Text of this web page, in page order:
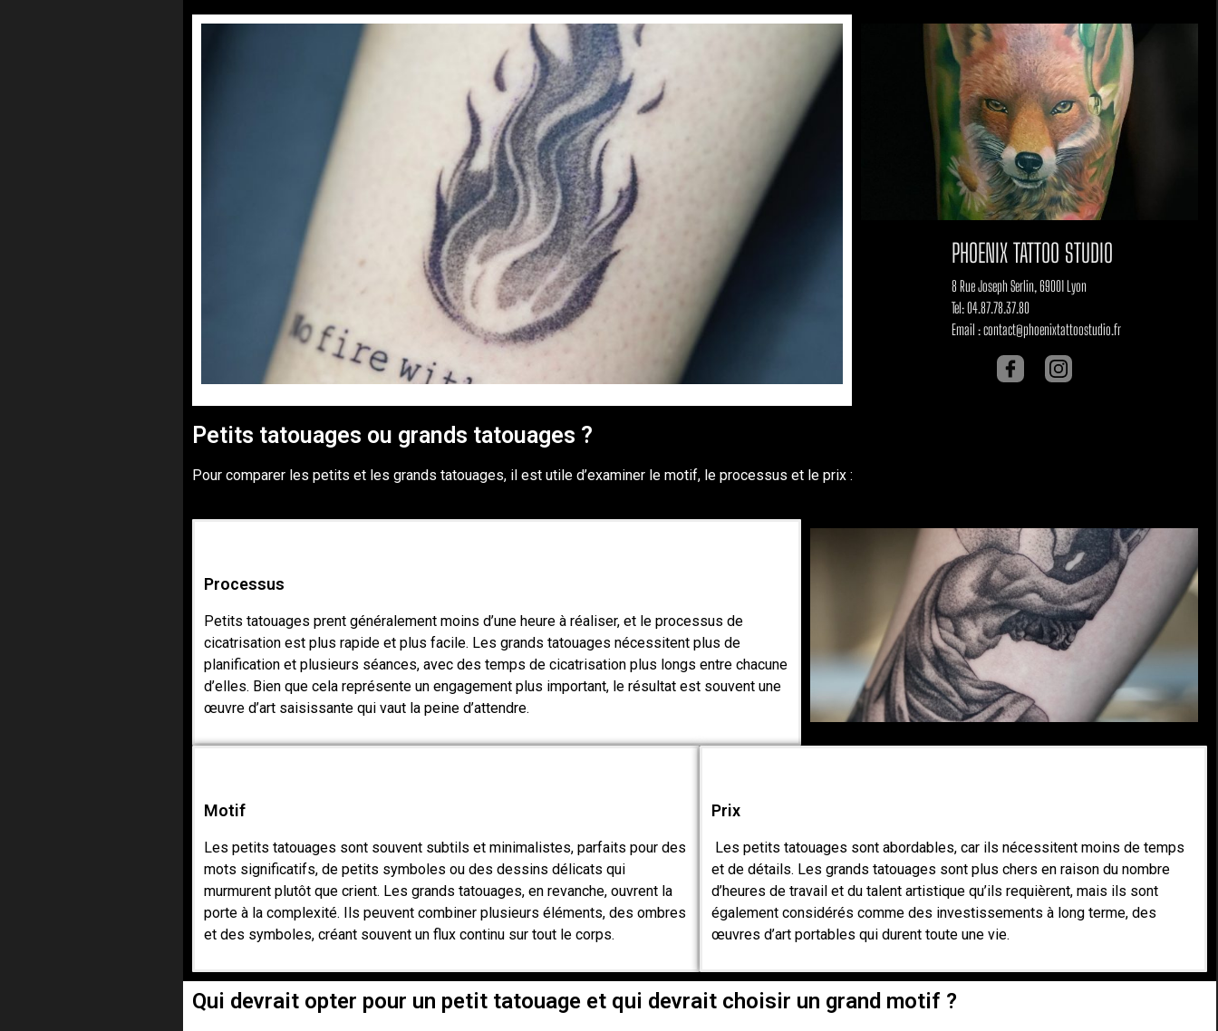
PHOENIX TATTOO STUDIO
8 Rue Joseph Serlin, 69001 Lyon
Tel: 04.87.78.37.80
Email : contact@phoenixtattoostudio.fr
Petits tatouages ou grands tatouages ?
Pour comparer les petits et les grands tatouages, il est utile d’examiner le motif, le processus et le prix :
Processus
Petits tatouages prent généralement moins d’une heure à réaliser, et le processus de
cicatrisation est plus rapide et plus facile. Les grands tatouages nécessitent plus de
planification et plusieurs séances, avec des temps de cicatrisation plus longs entre chacune
d’elles. Bien que cela représente un engagement plus important, le résultat est souvent une
œuvre d’art saisissante qui vaut la peine d’attendre.
Motif
Les petits tatouages sont souvent subtils et minimalistes, parfaits pour des
mots significatifs, de petits symboles ou des dessins délicats qui
murmurent plutôt que crient. Les grands tatouages, en revanche, ouvrent la
porte à la complexité. Ils peuvent combiner plusieurs éléments, des ombres
et des symboles, créant souvent un flux continu sur tout le corps.
Prix
Les petits tatouages sont abordables, car ils nécessitent moins de temps
et de détails. Les grands tatouages sont plus chers en raison du nombre
d’heures de travail et du talent artistique qu’ils requièrent, mais ils sont
également considérés comme des investissements à long terme, des
œuvres d’art portables qui durent toute une vie.
Qui devrait opter pour un petit tatouage et qui devrait choisir un grand motif ?